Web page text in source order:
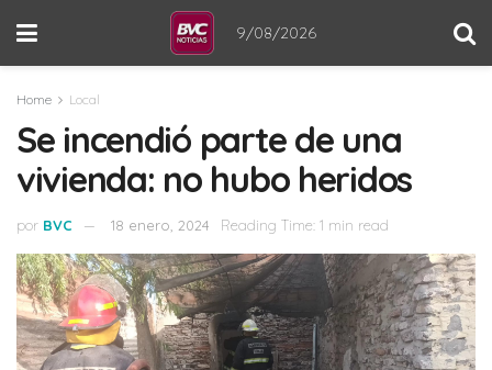
9/08/2026
Home Local
Se incendió parte de una
vivienda: no hubo heridos
por BVC 18 enero, 2024 Reading Time: 1 min read